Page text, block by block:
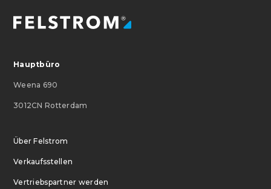
Hauptbüro
Weena 690
3012CN Rotterdam
Über Felstrom
Verkaufsstellen
Vertriebspartner werden